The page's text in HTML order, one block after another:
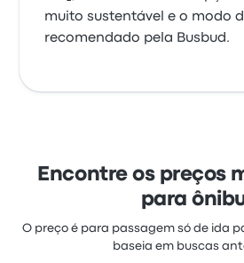
muito sustentável e o modo
recomendado pela Busbud.
Encontre os preços
para
O preço é para passagem só de ida
baseia em buscas